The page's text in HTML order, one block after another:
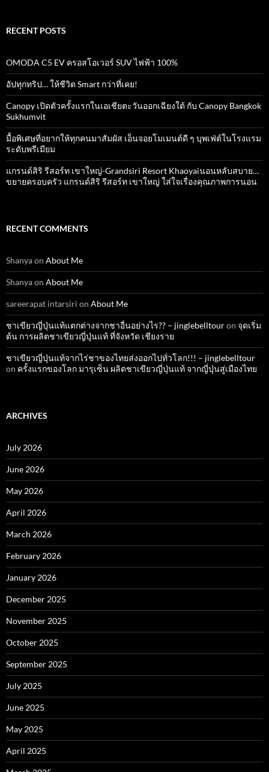
RECENT POSTS
OMODA C5 EV ครอสโอเวอร์ SUV ไฟฟ้า 100%
อัปทุกทริป… ให้ชีวิต Smart กว่าที่เคย!
Canopy เปิดตัวครั้งแรกในเอเชียตะวันออกเฉียงใต้ กับ Canopy Bangkok
Sukhumvit
มื้อพิเศษที่อยากให้ทุกคนมาสัมผัส เอ็นจอยโมเมนต์ดี ๆ บุพเฟ่ต์ในโรงแรม
ระดับพรีเมียม
แกรนด์สิริ​ รีสอร์ท​ เขาใหญ่​-Grandsiri​ Resort​ Khaoyaiนอนหลับสบาย…
ขยายครอบครัว แกรนด์สิริ รีสอร์ท เขาใหญ่ ใส่ใจเรื่องคุณภาพการนอน
RECENT COMMENTS
Shanyaon About Me
Shanyaon About Me
sareerapat intarsiri on About Me
ชาเขียวญี่ปุ่นแท้แตกต่างจากชาอื่นอย่างไร?? – jinglebelltouron จุดเริ่ม
ต้น การผลิตชาเขียวญี่ปุ่นแท้ ที่จังหวัด เชียงราย
ชาเขียวญี่ปุ่นแท้จากไร่ชาของไทยส่งออกไปทั่วโลก!!! – jinglebelltour
on ครั้งแรกของโลก มารุเซ็น ผลิตชาเขียวญี่ปุ่นแท้ จากญี่ปุ่นสู่เมืองไทย
ARCHIVES
July 2026
June 2026
May 2026
April 2026
March 2026
February 2026
January 2026
December 2025
November 2025
October 2025
September 2025
July 2025
June 2025
May 2025
April 2025